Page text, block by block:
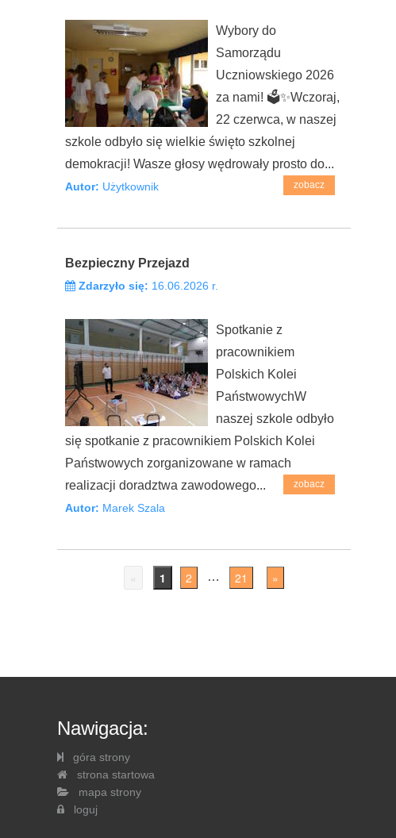
Wybory do
Samorządu
Uczniowskiego 2026
za nami! 🗳️✨Wczoraj,
22 czerwca, w naszej
szkole odbyło się wielkie święto szkolnej
demokracji! Wasze głosy wędrowały prosto do...
zobacz
Autor: Użytkownik
Bezpieczny Przejazd
Zdarzyło się: 16.06.2026 r.
Spotkanie z
pracownikiem
Polskich Kolei
PaństwowychW
naszej szkole odbyło
się spotkanie z pracownikiem Polskich Kolei
Państwowych zorganizowane w ramach
realizacji doradztwa zawodowego...
zobacz
Autor: Marek Szala
« 1 2 … 21 »
Nawigacja:
góra strony
strona startowa
mapa strony
loguj